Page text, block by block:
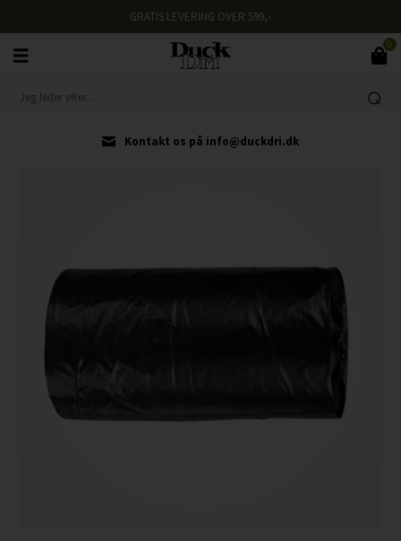
GRATIS LEVERING OVER 599,-
0
Kontakt os på info@duckdri.dk